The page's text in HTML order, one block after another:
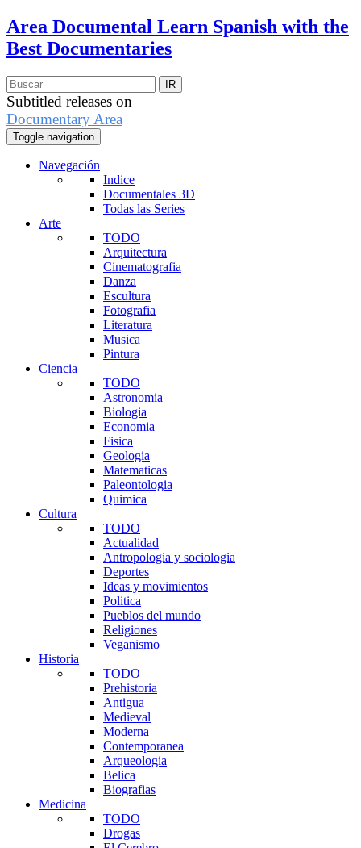
Area Documental Learn Spanish with the
Best Documentaries
Subtitled releases on
Documentary Area
Toggle navigation
Navegación
Indice
Documentales 3D
Todas las Series
Arte
TODO
Arquitectura
Cinematografia
Danza
Escultura
Fotografia
Literatura
Musica
Pintura
Ciencia
TODO
Astronomia
Biologia
Economia
Fisica
Geologia
Matematicas
Paleontologia
Quimica
Cultura
TODO
Actualidad
Antropologia y sociologia
Deportes
Ideas y movimientos
Politica
Pueblos del mundo
Religiones
Veganismo
Historia
TODO
Prehistoria
Antigua
Medieval
Moderna
Contemporanea
Arqueologia
Belica
Biografias
Medicina
TODO
Drogas